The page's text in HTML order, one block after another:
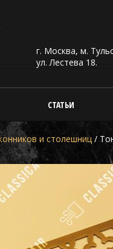
г. Москва, м.
ул. Лестева 18.
СТАТЬИ
и столешниц /